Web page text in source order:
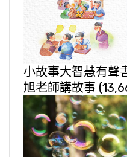
小故事大智慧有聲
旭老師講故事